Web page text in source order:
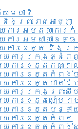
មេធាវី​
ព្រះរាជអាជ្ញា
ការអមតុលាការ
ការអមសាលាឧទ្
ការខេត្ត និង ក្
យការក្រុងភ្នំពេ
ការខេត្តកណ្តា
យការខេត្តកំពង់ច
យការខេត្តបាត់ដំ
យការ​ក្រុងព្រះសី
ការខេត្តសៀមរា
យការខេត្តបន្ទា
យការខេត្តកំពត
យការខេត្តកំពង់